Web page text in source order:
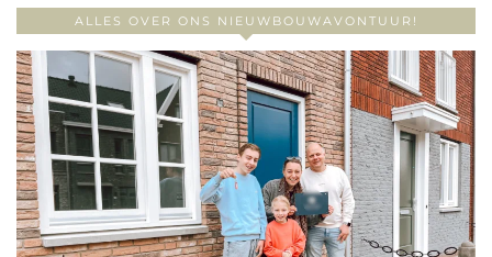
ALLES OVER ONS NIEUWBOUWAVONTUUR!